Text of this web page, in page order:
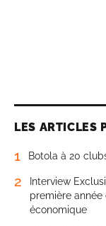
LES ARTICLES
1 Botola à 20
2
Interview
première
économique